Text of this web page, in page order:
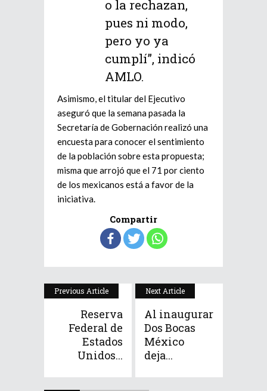
o la rechazan,
pues ni modo,
pero yo ya
cumplí”, indicó
AMLO.
Asimismo, el titular del Ejecutivo
aseguró que la semana pasada la
Secretaría de Gobernación realizó una
encuesta para conocer el sentimiento
de la población sobre esta propuesta;
misma que arrojó que el 71 por ciento
de los mexicanos está a favor de la
iniciativa.
Compartir
Previous Article
Reserva
Federal de
Estados
Unidos...
Next Article
Al inaugurar
Dos Bocas
México
deja...